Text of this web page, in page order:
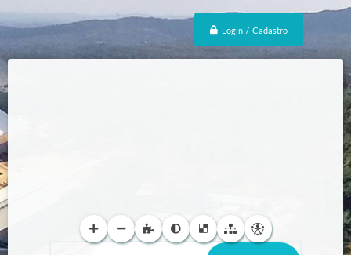
Login / Cadastro